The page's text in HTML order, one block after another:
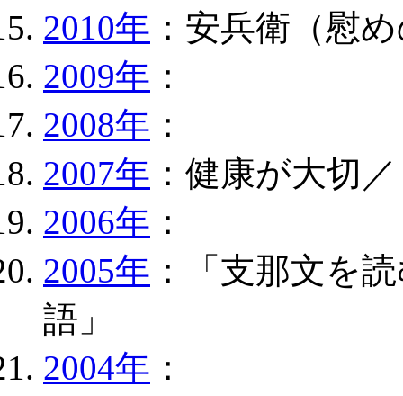
2010年 ：安兵衛（慰
2009年 ：
2008年 ：
2007年 ：健康が大切
2006年 ：
2005年 ：「支那文を
語」
2004年 ：